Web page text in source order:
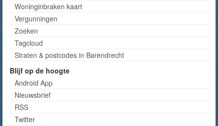
Woninginbraken kaart
Vergunningen
Zoeken
Tagcloud
Straten & postcodes in Barendrecht
Blijf op de hoogte
Android App
Nieuwsbrief
RSS
Twitter